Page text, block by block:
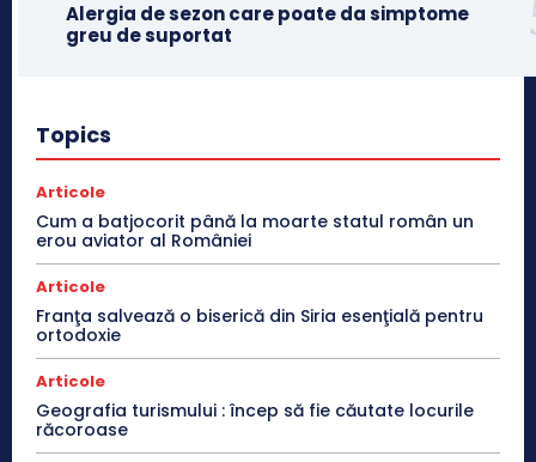
Alergia de sezon care poate da simptome
greu de suportat
Topics
Articole
Cum a batjocorit până la moarte statul român un
erou aviator al României
Articole
Franţa salvează o biserică din Siria esenţială pentru
ortodoxie
Articole
Geografia turismului : încep să fie căutate locurile
răcoroase